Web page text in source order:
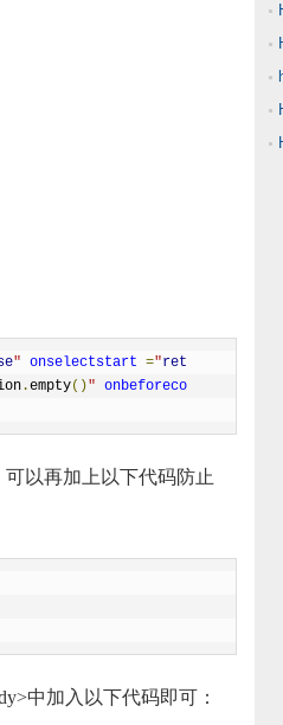
" onselectstart ="ret
.empty()" onbeforeco
以再加上以下代码防止
中加入以下代码即可：